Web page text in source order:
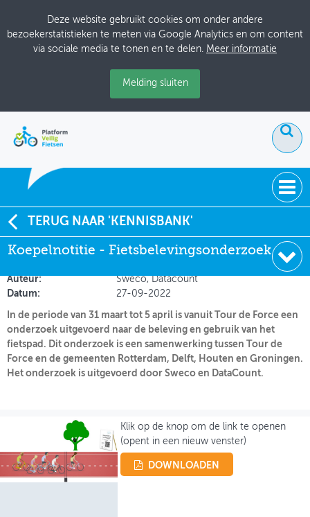
Deze website gebruikt cookies om onder andere
bezoekerstatistieken te meten via Google Analytics en om content
via sociale media te tonen en te delen. Meer informatie
Melding sluiten
ACTUEEL
DOSSIERS
BIJEENKOMSTEN
ONTWERPERSCAFÉ
INLOGGEN
TERUG NAAR 'KENNISBANK'
Koepelnotitie - Fietsbelevingsonderzoek
Koepelnotitie - Fietsbelevingsonderzoek
Auteur:
Sweco, Datacount
Datum:
27-09-2022
In de periode van 31 maart tot 5 april is vanuit Tour de Force een
onderzoek uitgevoerd naar de beleving en gebruik van het
fietspad. Dit onderzoek is een samenwerking tussen Tour de
Force en de gemeenten Rotterdam, Delft, Houten en Groningen.
Het onderzoek is uitgevoerd door Sweco en DataCount.
Klik op de knop om de link te openen
(opent in een nieuw venster)
DOWNLOADEN